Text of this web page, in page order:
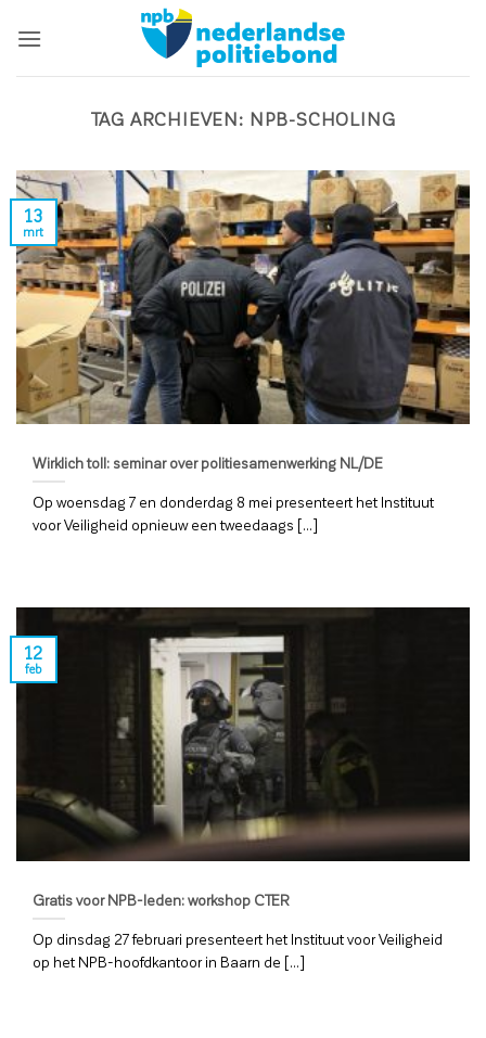
naar
TAG ARCHIEVEN: NPB-SCHOLING
Wirklich toll: seminar over politiesamenwerking NL/DE
Op woensdag 7 en donderdag 8 mei presenteert het Instituut
voor Veiligheid opnieuw een tweedaags [...]
13
mrt
Gratis voor NPB-leden: workshop CTER
Op dinsdag 27 februari presenteert het Instituut voor Veiligheid
op het NPB-hoofdkantoor in Baarn de [...]
12
feb